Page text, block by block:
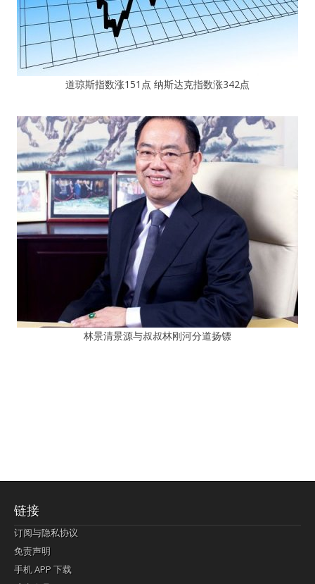
道琼斯指数涨151点 纳斯达克指数涨342点
林景清景源与叔叔林刚河分道扬镖
链接
订阅与隐私协议
免责声明
手机 APP 下载